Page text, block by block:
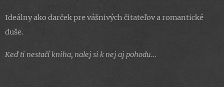
Ideálny ako darček pre vášnivých čitateľov a romantické
duše.
Keď ti nestačí kniha, nalej si k nej aj pohodu…